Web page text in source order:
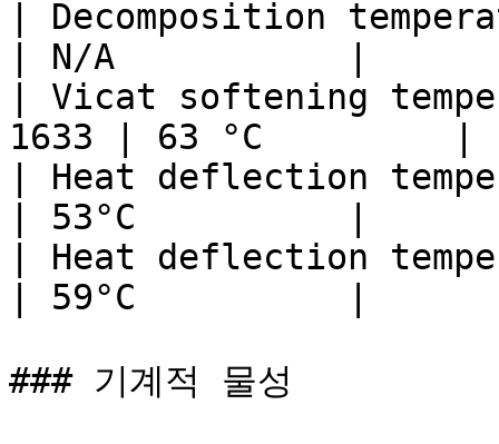
| Decomposition
| N/A           |
| Vicat softening
1633 | 63 °C         |
| Heat deflection
| 53°C          |
| Heat deflection
| 59°C          |
### 기계적 물성